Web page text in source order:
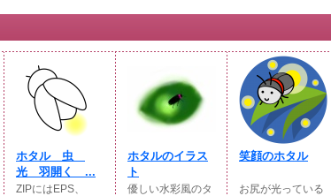
ホタル 虫
光 羽開く ...
ZIPにはEPS、
ホタルのイラス
ト
優しい水彩風のタ
笑顔のホタル
お尻が光っている